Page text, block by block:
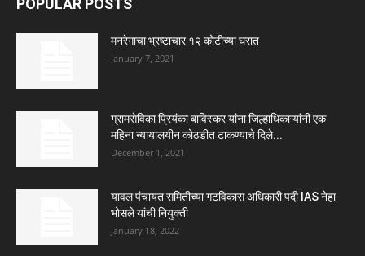
POPULAR POSTS
मनरेगाचा भ्रष्टाचार १२ कोटीच्या घरात
January 7, 2021
ग्रामसेविका प्रियंका बाविस्कर यांना जिल्हाधिकाऱ्यांनी एक
महिना न्यायालयीन कोठडीत टाकण्याचे दिले...
December 1, 2021
यावल पंचायत समितीच्या गटविकास अधिकारी पदी IAS नेहा
भोसले यांची नियुक्ती
January 18, 2022